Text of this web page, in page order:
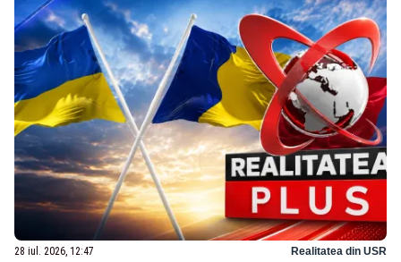
28 iul. 2026, 12:47 Realitatea din USR